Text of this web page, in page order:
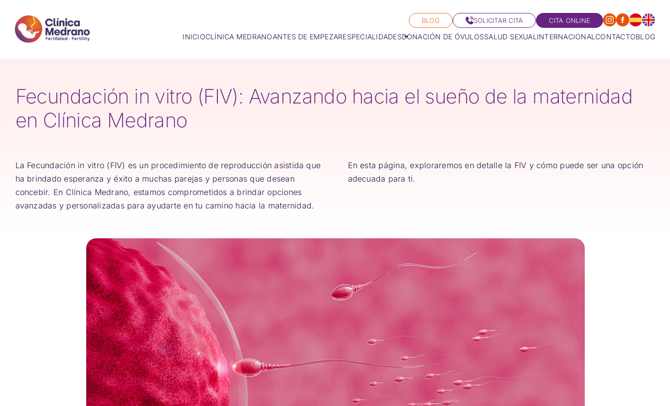
contenido
BLOG SOLICITAR CITA CITA ONLINE
INICIOCLÍNICA MEDRANOANTES DE EMPEZARESPECIALIDADESDONACIÓN DE ÓVULOSSALUD SEXUAL INTERNACIONAL CONTACTOBLOG
Fecundación in vitro (FIV): Avanzando hacia el sueño de la maternidad
en Clínica Medrano
La Fecundación in vitro (FIV) es un procedimiento de reproducción asistida que
ha brindado esperanza y éxito a muchas parejas y personas que desean
concebir. En Clínica Medrano, estamos comprometidos a brindar opciones
avanzadas y personalizadas para ayudarte en tu camino hacia la maternidad.
En esta página, exploraremos en detalle la FIV y cómo puede ser una opción
adecuada para ti.